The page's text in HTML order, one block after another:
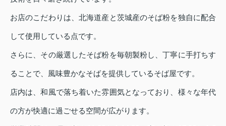
お店のこだわりは、北海道産と茨城産のそば粉を独自に配合
して使用している点です。
さらに、その厳選したそば粉を毎朝製粉し、丁寧に手打ちす
ることで、風味豊かなそばを提供しているそば屋です。
店内は、和風で落ち着いた雰囲気となっており、様々な年代
の方が快適に過ごせる空間が広がります。